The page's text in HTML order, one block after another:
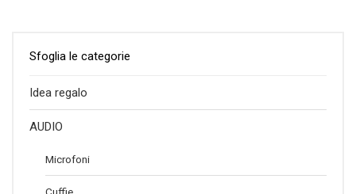
Sfoglia le categorie
Idea regalo
AUDIO
Microfoni